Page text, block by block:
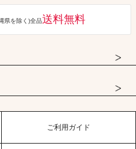
県を除く)全品送料無料
ご利用ガイド